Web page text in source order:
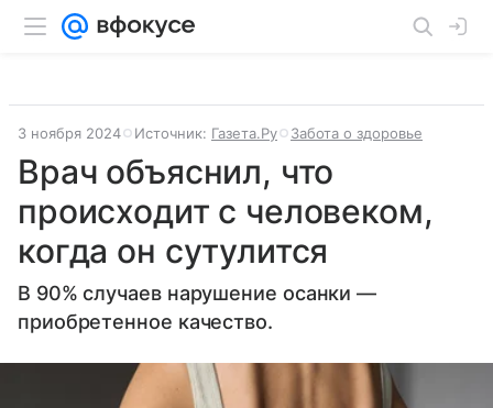
3 ноября 2024 Источник: Газета.Ру Забота о здоровье
Врач объяснил, что
происходит с человеком,
когда он сутулится
В 90% случаев нарушение осанки —
приобретенное качество.